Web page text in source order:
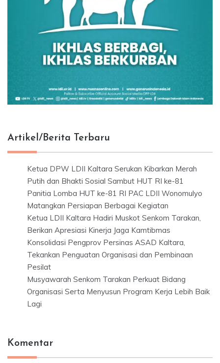
Artikel/Berita Terbaru
Ketua DPW LDII Kaltara Serukan Kibarkan Merah
Putih dan Bhakti Sosial Sambut HUT RI ke-81
Panitia Lomba HUT ke-81 RI PAC LDII Wonomulyo
Matangkan Persiapan Berbagai Kegiatan
Ketua LDII Kaltara Hadiri Muskot Senkom Tarakan,
Berikan Apresiasi Kinerja Jaga Kamtibmas
Konsolidasi Pengprov Persinas ASAD Kaltara,
Tekankan Penguatan Organisasi dan Pembinaan
Pesilat
Musyawarah Senkom Tarakan Perkuat Bidang
Organisasi Serta Menyusun Program Kerja Lebih Baik
Lagi
Komentar